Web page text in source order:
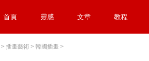
首頁 靈感 文章 教程
> 插畫藝術 > 韓國插畫 >